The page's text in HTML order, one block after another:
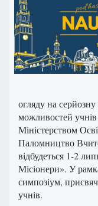
огляду на
можливостей
Міністерством
Паломництво
відбудеться 1-2
Місіонери». У
симпозіум,
учнів.